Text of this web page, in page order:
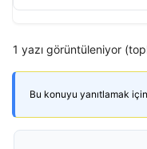
1 yazı görüntüleniyor
Bu konuyu yanıtlamak için